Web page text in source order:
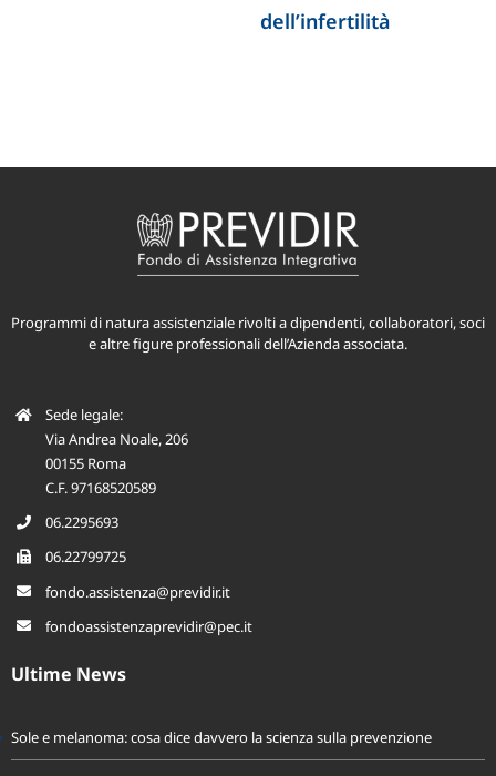
Programmi di natura assistenziale rivolti a dipendenti, collaboratori, soci
Sede legale:
Via Andrea Noale, 206
00155 Roma
Sole e melanoma: cosa dice davvero la scienza sulla prevenzione